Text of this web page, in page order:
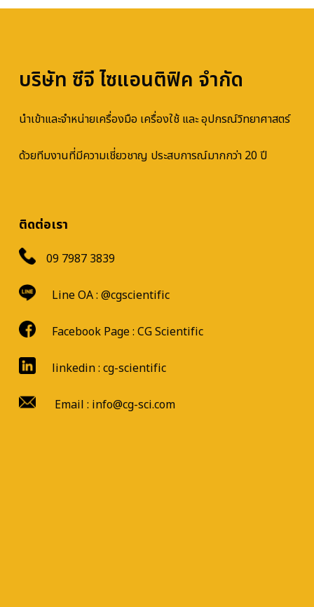
บริษัท ซีจี ไซแอนติฟิค จำกัด
นำเข้าและจำหน่ายเครื่องมือ เครื่องใช้ และ อุปกรณ์วิทยาศาสตร์
ด้วยทีมงานที่มีความเชี่ยวชาญ ประสบการณ์มากกว่า 20 ปี
ติดต่อเรา
09 7987 3839
Line OA : @cgscientific
Facebook Page : CG Scientific
linkedin : cg-scientific
Email : info@cg-sci.com